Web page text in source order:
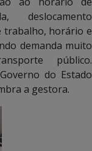
deslocamento
trabalho, horário e
demanda muito
público.
do Estado
a gestora.